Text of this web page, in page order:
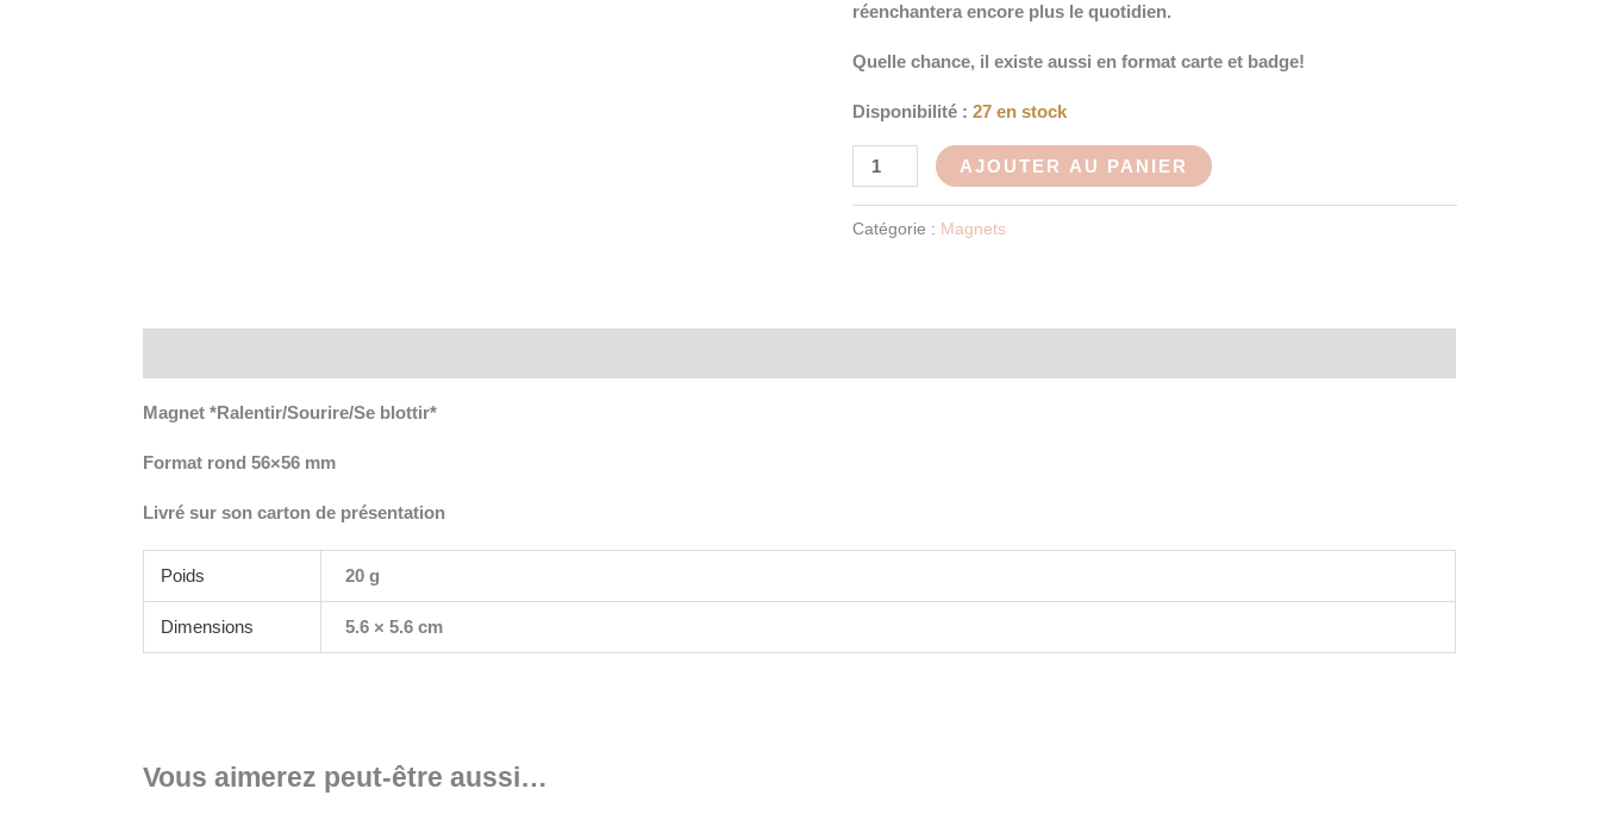
réenchantera encore plus le quotidien.
Quelle chance, il existe aussi en format carte et badge!
Disponibilité : 27 en stock
AJOUTER AU PANIER
Catégorie : Magnets
Magnet *Ralentir/Sourire/Se blottir*
Format rond 56×56 mm
Livré sur son carton de présentation
Poids 20 g
Dimensions 5.6 × 5.6 cm
Vous aimerez peut-être aussi…